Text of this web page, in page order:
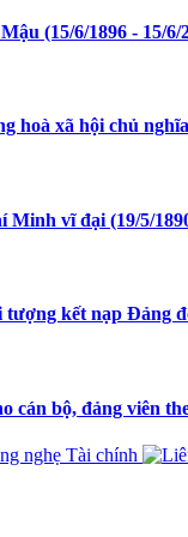
(15/6/1896 - 15/6/
xã hội chủ
vĩ đại (19/5/
kết nạp Đảng
cán bộ, đảng viên